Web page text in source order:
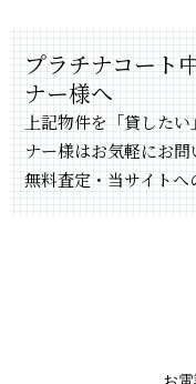
プラチナコート
ナー様へ
上記物件を「貸した
ナー様はお気軽にお問
無料査定・当サイトへ
お